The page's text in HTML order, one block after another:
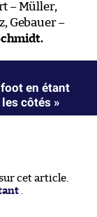
– Müller,
Gebauer –
en étant
côtés »
cet article.
.